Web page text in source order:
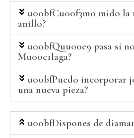
u00bfCu00f3mo mido la
anillo?
u00bfQuu00e9 pasa si
Mu00e1laga?
u00bfPuedo incorporar
una nueva pieza?
u00bfDispones de